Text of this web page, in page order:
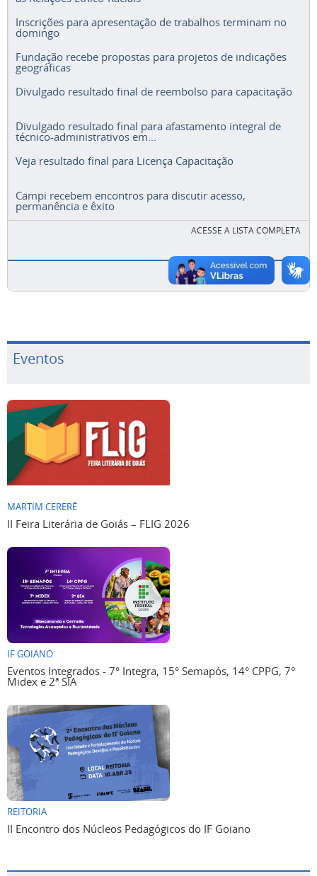
Inscrições para apresentação de trabalhos terminam no
domingo
Fundação recebe propostas para projetos de indicações
geográficas
Divulgado resultado final de reembolso para capacitação
Divulgado resultado final para afastamento integral de
técnico-administrativos em...
Veja resultado final para Licença Capacitação
Campi recebem encontros para discutir acesso,
permanência e êxito
ACESSE A LISTA COMPLETA
Eventos
MARTIM CERERÊ
II Feira Literária de Goiás – FLIG 2026
IF GOIANO
Eventos Integrados - 7° Integra, 15° Semapós, 14° CPPG, 7°
Midex e 2ª SIA
REITORIA
II Encontro dos Núcleos Pedagógicos do IF Goiano